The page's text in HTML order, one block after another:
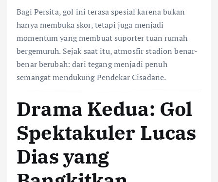
Bagi Persita, gol ini terasa spesial karena bukan
hanya membuka skor, tetapi juga menjadi
momentum yang membuat suporter tuan rumah
bergemuruh. Sejak saat itu, atmosfir stadion benar-
benar berubah: dari tegang menjadi penuh
semangat mendukung Pendekar Cisadane.
Drama Kedua: Gol
Spektakuler Lucas
Dias yang